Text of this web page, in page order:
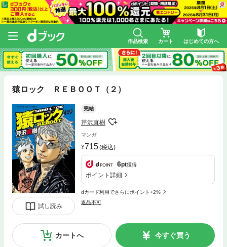
作品検索 カート はじめての方へ
猿ロック ＲＥＢＯＯＴ（２）
試し読み
完結
芹沢直樹
マンガ
715(税込)
6pt獲得
ポイント詳細
dカード利用でさらにポイント+2%
返品不可
カートへ 今すぐ買う